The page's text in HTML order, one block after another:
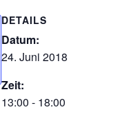
DETAILS
Datum:
24. Juni 2018
Zeit:
13:00 - 18:00